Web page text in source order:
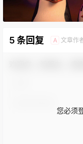
5 条回复 A 文章作
您必须